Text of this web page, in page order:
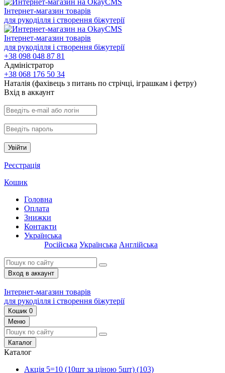
Інтернет-магазин товарів
для рукоділля і створення біжутерії
Інтернет-магазин товарів
для рукоділля і створення біжутерії
+38 098 048 87 81
Адміністратор
+38 068 176 50 34
Наталія (фахівець з питань по стрічці, іграшкам і фетру)
Вхiд в аккаунт
Увійти
Реєстрація
Кошик
Головна
Оплата
Знижки
Контакти
Українська
Російська Українська Англійська
Вход в аккаунт
Інтернет-магазин товарів
для рукоділля і створення біжутерії
Кошик 0
Меню
Каталог
Каталог
Акція 5=10 (10шт за ціною 5шт) (103)